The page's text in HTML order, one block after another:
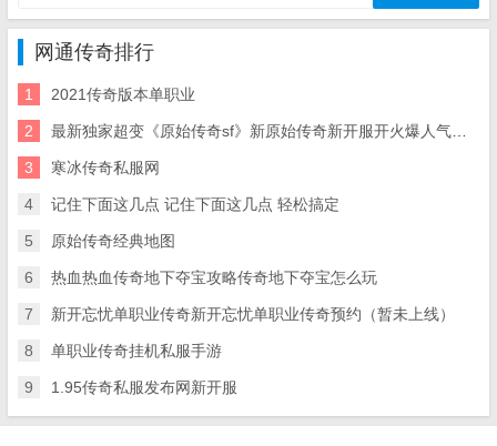
网通传奇排行
1 2021传奇版本单职业
2 最新独家超变《原始传奇sf》新原始传奇新开服开火爆人气服仅此一家！
3 寒冰传奇私服网
4 记住下面这几点 记住下面这几点 轻松搞定
5 原始传奇经典地图
6 热血热血传奇地下夺宝攻略传奇地下夺宝怎么玩
7 新开忘忧单职业传奇新开忘忧单职业传奇预约（暂未上线）
8 单职业传奇挂机私服手游
9 1.95传奇私服发布网新开服